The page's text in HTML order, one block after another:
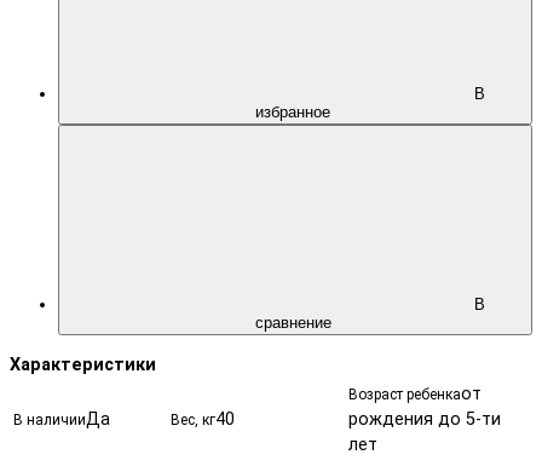
В
избранное
В
сравнение
Характеристики
В наличииДа Вес, кг40
Возраст ребенкаот
рождения до 5-ти
лет